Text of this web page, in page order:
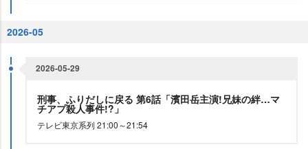
2026-05
2026-05-29
刑事、ふりだしに戻る 第6話「濱田岳主演!兄妹の絆…マ
チアプ殺人事件!?」
テレビ東京系列 21:00～21:54